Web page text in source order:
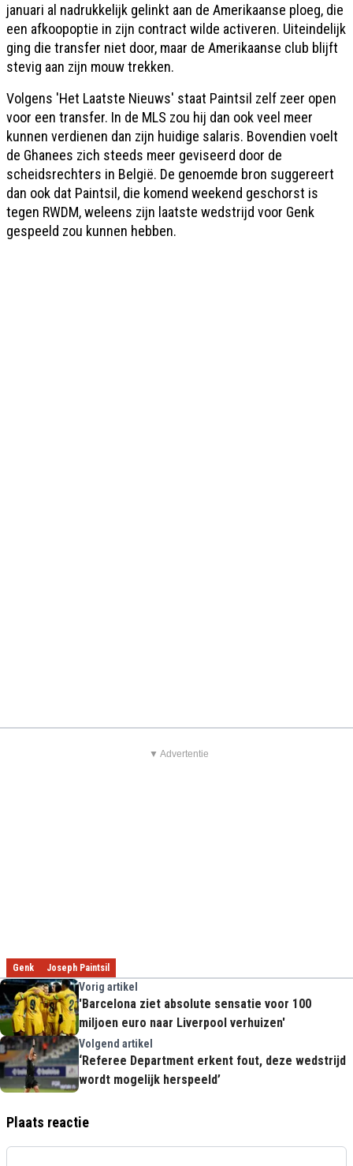
januari al nadrukkelijk gelinkt aan de Amerikaanse ploeg, die
een afkoopoptie in zijn contract wilde activeren. Uiteindelijk
ging die transfer niet door, maar de Amerikaanse club blijft
stevig aan zijn mouw trekken.
Volgens 'Het Laatste Nieuws' staat Paintsil zelf zeer open
voor een transfer. In de MLS zou hij dan ook veel meer
kunnen verdienen dan zijn huidige salaris. Bovendien voelt
de Ghanees zich steeds meer geviseerd door de
scheidsrechters in België. De genoemde bron suggereert
dan ook dat Paintsil, die komend weekend geschorst is
tegen RWDM, weleens zijn laatste wedstrijd voor Genk
gespeeld zou kunnen hebben.
▼ Advertentie
Genk Joseph Paintsil
Vorig artikel
'Barcelona ziet absolute sensatie voor 100
miljoen euro naar Liverpool verhuizen'
Volgend artikel
‘Referee Department erkent fout, deze wedstrijd
wordt mogelijk herspeeld’
Plaats reactie